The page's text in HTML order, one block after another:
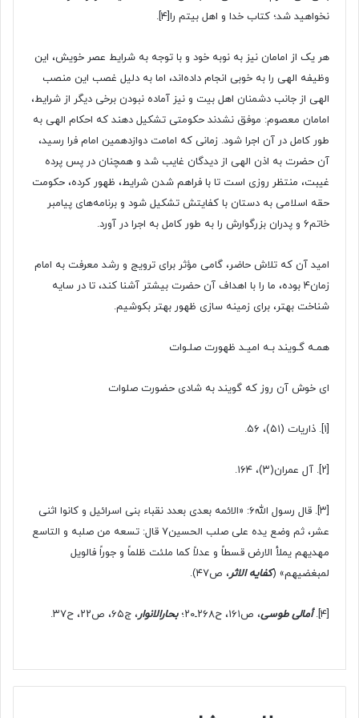
نخواهید شد؛ کتاب خدا و اهل بیتم را[۴] .
هر یک از امامان نیز به نوبه خود و با توجه به شرایط عصر خویش، این
وظیفه الهی را به خوبی انجام داده‌اند، اما به دلیل غصب این منصب
الهی از جانب دشمنان اهل بیت و نیز آماده نبودن برخی دیگر از شرایط،
امامان معصوم: موفق نشدند حکومتی تشکیل دهند که احکام الهی به
طور کامل در آن اجرا شود. زمانی که امامت دوازدهمین امام فرا رسید،
آن حضرت به اذن الهی از دیدگان غایب شد و همچنان در پس پرده
غیبت، منتظر روزی است تا با فراهم شدن شرایط، ظهور کرده، حکومت
حقه اسلامی به دستان با کفایتش تشکیل شود و برنامه‌های پیامبر
خاتم۶ و پدران بزرگوارش را به طور کامل به اجرا در آورد.
امید آن که تلاش حاضر، گامی مؤثر برای ترویج و رشد معرفت به امام
زمان۴ بوده، ما را با اهداف آن حضرت بیشتر آشنا کند، تا در سایه
شناخت بهتر، برای زمینه سازی ظهور بهتر بکوشیم.
همـه گـویند بـه امیـد ظهورت صلـوات
ای خوش آن روز که گویند به شادی حضورت صلوات
[۱] . ذاریات (۵۱)، ۵۶.
[۲] . آل عمران(۳)، ۱۶۴.
[۳]
. قال رسول الله۶: «الائمه بعدی بعدد نقباء بنی اسرائیل و کانوا اثنی
عشر، ثم وضع یده علی صلب الحسین۷ قال: تسعه من صلبه و التاسع
مهدیهم یملأ الارض قسطاً و عدلاً کما ملئت ظلماً و جوراً فالویل
لمبغضیهم» (کفایه الاثر، ص۴۷).
[۴] .أمالی طوسی، ص۱۶۱، ح۲۶۸ـ۲۰؛ بحارالانوار، ج۶۵، ص۲۲، ح۳۷.